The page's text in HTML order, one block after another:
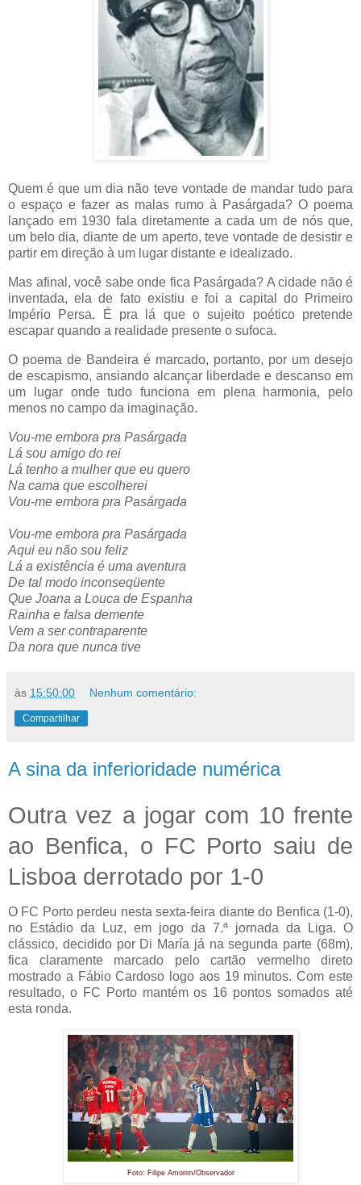
Quem é que um dia não teve vontade de mandar tudo para
o espaço e fazer as malas rumo à Pasárgada? O poema
lançado em 1930 fala diretamente a cada um de nós que,
um belo dia, diante de um aperto, teve vontade de desistir e
partir em direção à um lugar distante e idealizado.
Mas afinal, você sabe onde fica Pasárgada? A cidade não é
inventada, ela de fato existiu e foi a capital do Primeiro
Império Persa. É pra lá que o sujeito poético pretende
escapar quando a realidade presente o sufoca.
O poema de Bandeira é marcado, portanto, por um desejo
de escapismo, ansiando alcançar liberdade e descanso em
um lugar onde tudo funciona em plena harmonia, pelo
menos no campo da imaginação.
Vou-me embora pra Pasárgada
Lá sou amigo do rei
Lá tenho a mulher que eu quero
Na cama que escolherei
Vou-me embora pra Pasárgada
Vou-me embora pra Pasárgada
Aqui eu não sou feliz
Lá a existência é uma aventura
De tal modo inconseqüente
Que Joana a Louca de Espanha
Rainha e falsa demente
Vem a ser contraparente
Da nora que nunca tive
às 15:50:00 Nenhum comentário:
Compartilhar
A sina da inferioridade numérica
Outra vez a jogar com 10 frente
ao Benfica, o FC Porto saiu de
Lisboa derrotado por 1-0
O FC Porto perdeu nesta sexta-feira diante do Benfica (1-0),
no Estádio da Luz, em jogo da 7.ª jornada da Liga. O
clássico, decidido por Di María já na segunda parte (68m),
fica claramente marcado pelo cartão vermelho direto
mostrado a Fábio Cardoso logo aos 19 minutos. Com este
resultado, o FC Porto mantém os 16 pontos somados até
esta ronda.
Foto: Filipe Amorim/Observador